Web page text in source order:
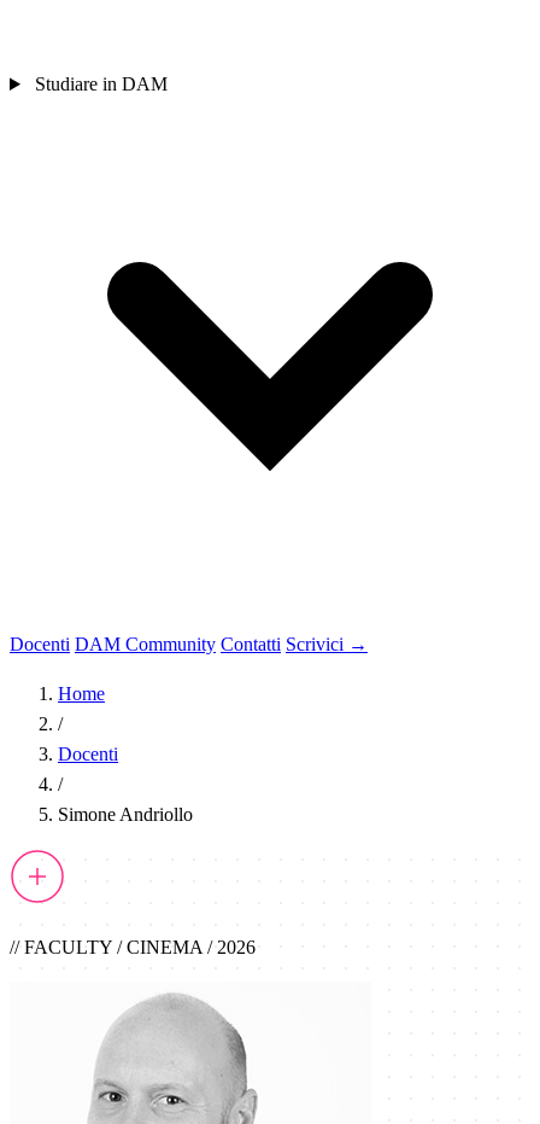
Studiare in DAM
Docenti DAM Community Contatti Scrivici →
Home
/
Docenti
/
Simone Andriollo
// FACULTY / CINEMA / 2026